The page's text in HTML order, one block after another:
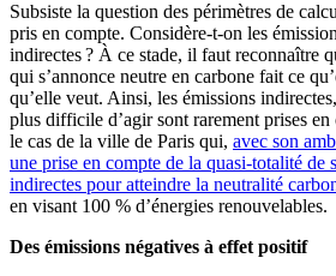
Subsiste la question des périmètres de
pris en compte. Considère-t-on les
indirectes ? À ce stade, il faut reconnaître
qui s’annonce neutre en carbone fait ce
qu’elle veut. Ainsi, les émissions
plus difficile d’agir sont rarement prises en
le cas de la ville de Paris qui, avec son
une prise en compte de la quasi-totalité de
indirectes pour atteindre la neutralité
en visant 100 % d’énergies renouvelables.
Des émissions négatives à effet positif